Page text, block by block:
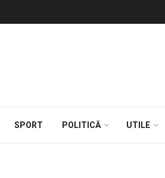
SPORT POLITICĂ UTILE